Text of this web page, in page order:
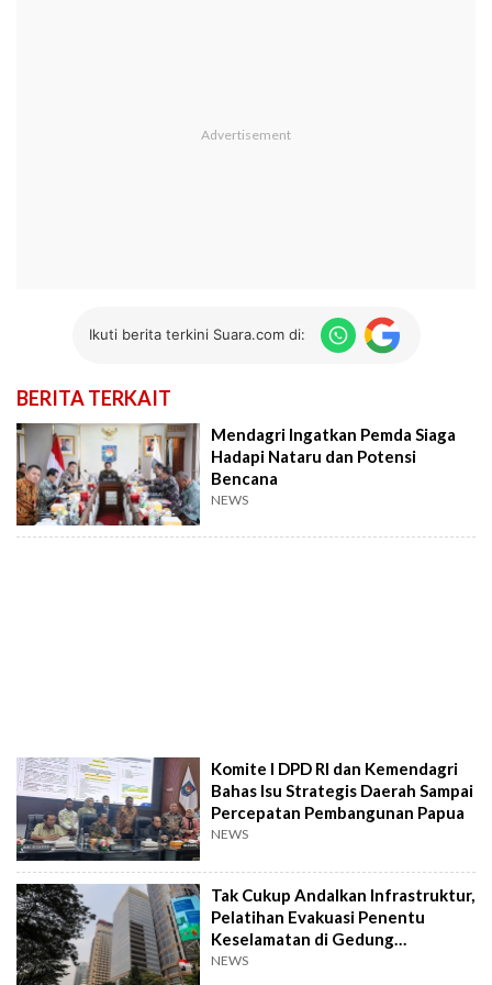
Ikuti berita terkini Suara.com di:
BERITA TERKAIT
Mendagri Ingatkan Pemda Siaga
Hadapi Nataru dan Potensi
Bencana
NEWS
Komite I DPD RI dan Kemendagri
Bahas Isu Strategis Daerah Sampai
Percepatan Pembangunan Papua
NEWS
Tak Cukup Andalkan Infrastruktur,
Pelatihan Evakuasi Penentu
Keselamatan di Gedung
Bertingkat
NEWS